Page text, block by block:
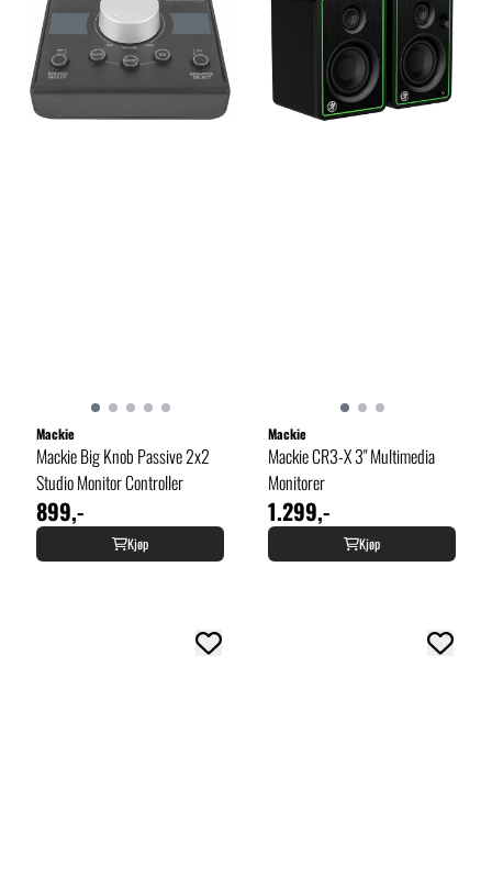
Mackie
Mackie Big Knob Passive 2x2
Studio Monitor Controller
899,-
Kjøp
Mackie
Mackie CR3-X 3" Multimedia
Monitorer
1.299,-
Kjøp